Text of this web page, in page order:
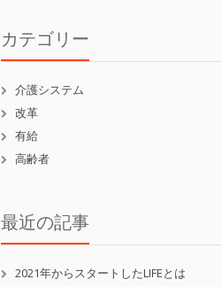
カテゴリー
介護システム
改革
有給
高齢者
最近の記事
2021年からスタートしたLIFEとは